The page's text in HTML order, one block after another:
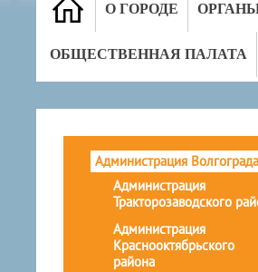
О ГОРОДЕ
ОБЩЕСТВЕННАЯ ПАЛАТА
Администрация Волгограда
Администрация
Тракторозаводского
Администрация
Краснооктябрьского
района